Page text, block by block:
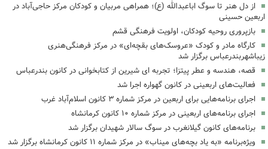
از دل هنر تا سوگ اباعبدالله (ع)؛ همراهی مربیان و کودکان مرکز حاجی‌آباد در
اربعین حسینی
بازپروری روحیه کودکان، اولویت فرهنگی قشم
کارگاه مادر و کودک «عروسک‌های بقچه‌ای» در مرکز فرهنگی‌هنری
زیباشهربندرعباس برگزار شد
قصه، هندسه و عطر پیتزا؛ تجربه ای شیرین از کتابخوانی در کانون بندرعباس
فعالیت‌های اربعینی در کانون گهواره اجرا شد
اجرای برنامه‌هایی برای اربعین در مرکز شماره ۳ کانون اسلام‌آباد غرب
اجرای برنامه‌های اربعینی در مرکز شماره ۱۰ کانون کرمانشاه
برنامه‌های کانون گیلانغرب در سوگ سالار شهیدان برگزار شد
ویژه‌برنامه «به یاد بچه‌های میناب» در مرکز شماره ۱۱ کانون کرمانشاه برگزار شد